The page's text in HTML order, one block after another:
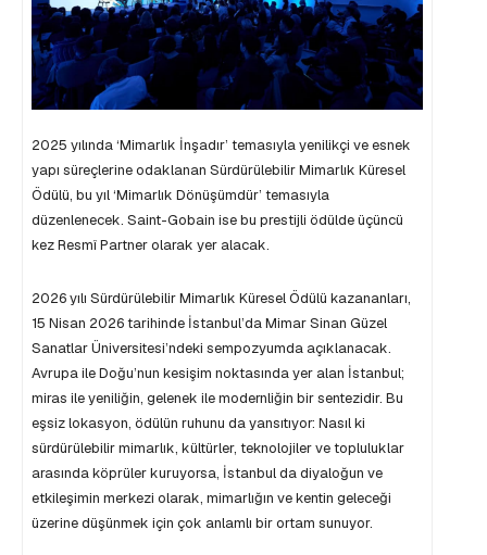
2025 yılında ‘Mimarlık İnşadır’ temasıyla yenilikçi ve esnek
yapı süreçlerine odaklanan Sürdürülebilir Mimarlık Küresel
Ödülü, bu yıl ‘Mimarlık Dönüşümdür’ temasıyla
düzenlenecek. Saint-Gobain ise bu prestijli ödülde üçüncü
kez Resmî Partner olarak yer alacak.
2026 yılı Sürdürülebilir Mimarlık Küresel Ödülü kazananları,
15 Nisan 2026 tarihinde İstanbul’da Mimar Sinan Güzel
Sanatlar Üniversitesi’ndeki sempozyumda açıklanacak.
Avrupa ile Doğu’nun kesişim noktasında yer alan İstanbul;
miras ile yeniliğin, gelenek ile modernliğin bir sentezidir. Bu
eşsiz lokasyon, ödülün ruhunu da yansıtıyor: Nasıl ki
sürdürülebilir mimarlık, kültürler, teknolojiler ve topluluklar
arasında köprüler kuruyorsa, İstanbul da diyaloğun ve
etkileşimin merkezi olarak, mimarlığın ve kentin geleceği
üzerine düşünmek için çok anlamlı bir ortam sunuyor.